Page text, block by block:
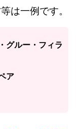
は一例です。
グルー・フィラ
ア